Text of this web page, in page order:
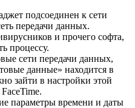
подсоединен к сети
передачи данных.
и прочего софта,
процессу.
сети передачи данных,
данные» находится в
зайти в настройки этой
параметры времени и даты